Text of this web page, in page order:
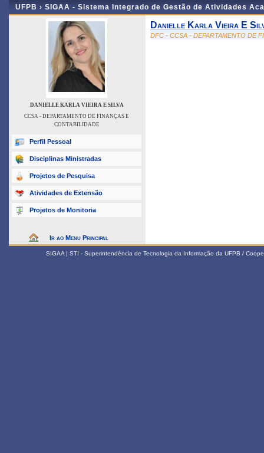
UFPB › SIGAA - Sistema Integrado de Gestão de Atividades
DANIELLE KARLA VIEIRA E SILVA
CCSA - DEPARTAMENTO DE FINANÇAS E
CONTABILIDADE
Perfil Pessoal
Disciplinas Ministradas
Projetos de Pesquisa
Atividades de Extensão
Projetos de Monitoria
Ir ao Menu Principal
Danielle Karla Vieira E
DFC - CCSA - DEPARTAMENTO DE
SIGAA | STI - Superintendência de Tecnologia da Informação da UFPB /